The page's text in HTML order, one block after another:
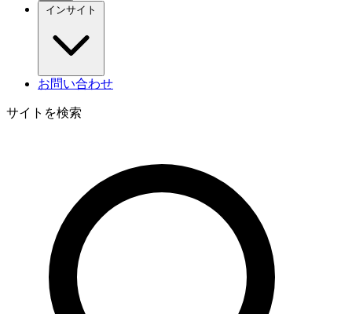
インサイト
お問い合わせ
サイトを検索